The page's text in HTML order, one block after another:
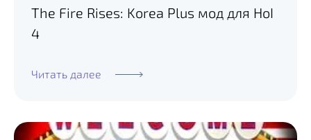
The Fire Rises: Korea Plus мод для HoI
4
Читать далее